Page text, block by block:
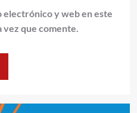
y web en este
que comente.